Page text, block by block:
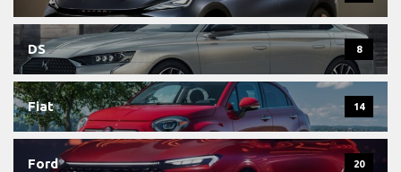
DS 8
Fiat 14
Ford 20